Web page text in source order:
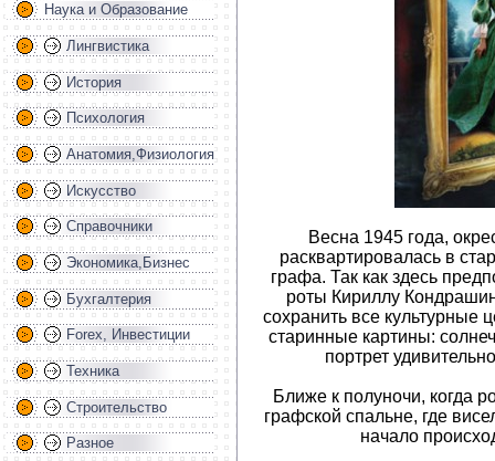
Наука и Образование
Лингвистика
История
Психология
Анатомия,Физиология
Искусство
Справочники
Экономика,Бизнес
Бухгалтерия
Forex, Инвестиции
Техника
Строительство
Разное
Весна 1945 года,
расквартировалась в
графа. Так как здесь
роты Кириллу
сохранить все культурные
старинные картины:
портрет
Ближе к полуночи, когда
графской спальне, где
начало